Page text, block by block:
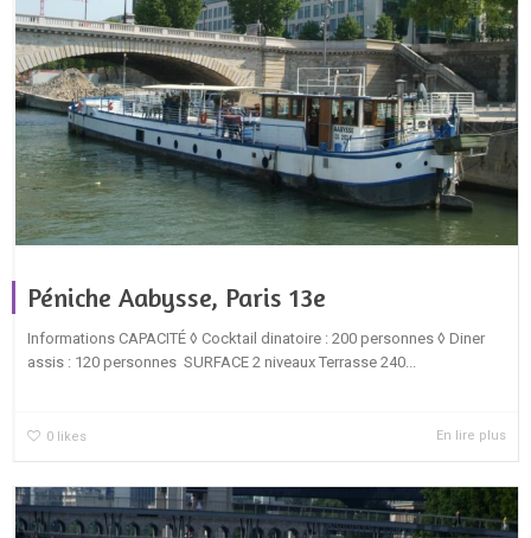
Péniche Aabysse, Paris 13e
Informations CAPACITÉ ◊ Cocktail dinatoire : 200 personnes ◊ Diner
assis : 120 personnes SURFACE 2 niveaux Terrasse 240...
0 likes En lire plus